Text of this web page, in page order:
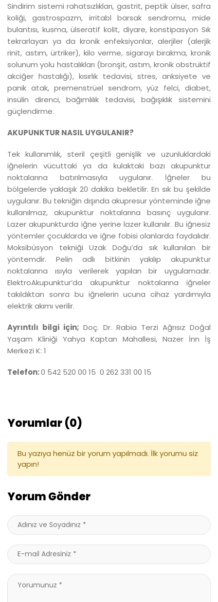
Sindirim sistemi rahatsızlıkları, gastrit, peptik ülser, safra
koliği, gastrospazm, irritabl barsak sendromu, mide
bulantısı, kusma, ülseratif kolit, diyare, konstipasyon Sık
tekrarlayan ya da kronik enfeksiyonlar, alerjiler (alerjik
rinit, astım, ürtriker), kilo verme, sigarayı bırakma, kronik
solunum yolu hastalıkları (bronşit, astım, kronik obstruktif
akciğer hastalığı), kısırlık tedavisi, stres, anksiyete ve
panik atak, premenstrüel sendrom, yüz felci, diabet,
insülin direnci, bağımlılık tedavisi, bağışıklık sistemini
güçlendirme.
AKUPUNKTUR NASIL UYGULANIR?
Tek kullanımlık, steril çeşitli genişlik ve uzunluklardaki
iğnelerin vücuttaki ya da kulaktaki bazı akupunktur
noktalarına batırılmasıyla uygulanır. İğneler bu
bölgelerde yaklaşık 20 dakika bekletilir. En sık bu şekilde
uygulanır. Bu tekniğin dışında akupresur yönteminde iğne
kullanılmaz, akupunktur noktalarına basınç uygulanır.
Lazer akupunkturda iğne yerine lazer kullanılır. Bu iğnesiz
yöntemler çocuklarda ve iğne fobisi olanlarda faydalıdır.
Moksibüsyon tekniği Uzak Doğu’da sık kullanılan bir
yöntemdir. Pelin adlı bitkinin yakılıp akupunktur
noktalarına ısıyla verilerek yapılan bir uygulamadır.
ElektroAkupunktur’da akupunktur noktalarına iğneler
takıldıktan sonra bu iğnelerin ucuna cihaz yardımıyla
elektrik akımı verilir.
Ayrıntılı bilgi için; Doç. Dr. Rabia Terzi Ağrısız Doğal
Yaşam Kliniği Yahya Kaptan Mahallesi, Nazer İnn İş
Merkezi K: 1
Telefon:0 542 520 00 15 0 262 331 00 15
Yorumlar (0)
Bu yazıya henüz bir yorum yapılmadı. İlk yorumu siz
yapın!
Yorum Gönder